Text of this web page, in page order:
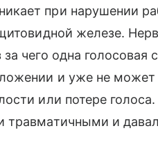
при нарушении
железе.
чего одна голосовая
и уже не может
или потере
травматичными и